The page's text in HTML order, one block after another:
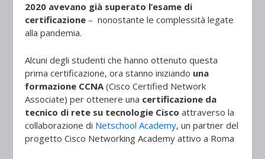
2020 avevano già superato l’esame di
certificazione – nonostante le complessità legate
alla pandemia.
Alcuni degli studenti che hanno ottenuto questa
prima certificazione, ora stanno iniziando una
formazione CCNA(Cisco Certified Network
Associate) per ottenere una certificazione da
tecnico di rete su tecnologie Cisco attraverso la
collaborazione di Netschool Academy, un partner del
progetto Cisco Networking Academy attivo a Roma